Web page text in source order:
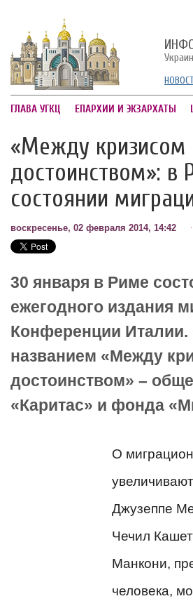
ГЛАВА УГКЦ ЕПАРХИИ И ЭКЗАРХАТЫ
«Между кризисом
достоинством»: в
состоянии
воскресенье, 02 февраля 2014, 14:42
30 января в Риме
ежегодного издания
Конференции Италии.
названием «Между
достоинством» –
«Каритас» и фонда
О
Джузеппе
Чечил
Манкони,
человека,